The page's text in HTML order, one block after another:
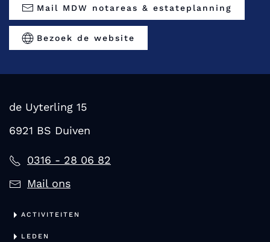
Mail MDW notareas & estateplanning
Bezoek de website
de Uyterling 15
6921 BS Duiven
0316 - 28 06 82
Mail ons
ACTIVITEITEN
LEDEN